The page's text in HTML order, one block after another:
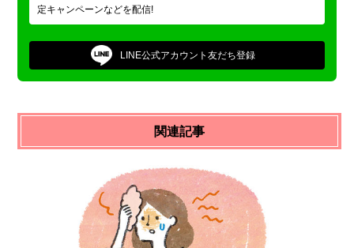
定キャンペーンなどを配信!
LINE公式アカウント友だち登録
関連記事